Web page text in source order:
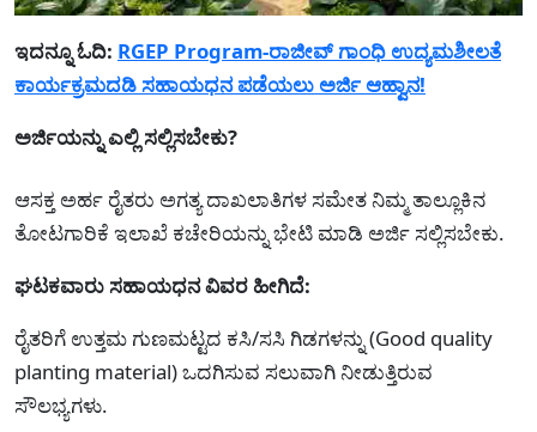
ಇದನ್ನೂ ಓದಿ: RGEP Program-ರಾಜೀವ್ ಗಾಂಧಿ ಉದ್ಯಮಶೀಲತೆ
ಕಾರ್ಯಕ್ರಮದಡಿ ಸಹಾಯಧನ ಪಡೆಯಲು ಅರ್ಜಿ ಆಹ್ವಾನ!
ಅರ್ಜಿಯನ್ನು ಎಲ್ಲಿ ಸಲ್ಲಿಸಬೇಕು?
ಆಸಕ್ತ ಅರ್ಹ ರೈತರು ಅಗತ್ಯ ದಾಖಲಾತಿಗಳ ಸಮೇತ ನಿಮ್ಮ ತಾಲ್ಲೂಕಿನ
ತೋಟಗಾರಿಕೆ ಇಲಾಖೆ ಕಚೇರಿಯನ್ನು ಭೇಟಿ ಮಾಡಿ ಅರ್ಜಿ ಸಲ್ಲಿಸಬೇಕು.
ಘಟಕವಾರು ಸಹಾಯಧನ ವಿವರ ಹೀಗಿದೆ:
ರೈತರಿಗೆ ಉತ್ತಮ ಗುಣಮಟ್ಟದ ಕಸಿ/ಸಸಿ ಗಿಡಗಳನ್ನು (Good quality
planting material) ಒದಗಿಸುವ ಸಲುವಾಗಿ ನೀಡುತ್ತಿರುವ
ಸೌಲಭ್ಯಗಳು.